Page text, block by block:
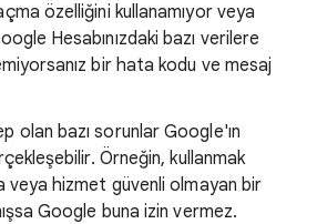
özelliğini kullanamıyor veya
Hesabınızdaki bazı verilere
bir hata kodu ve mesaj
olan bazı sorunlar Google'ın
Örneğin, kullanmak
veya hizmet güvenli olmayan bir
Google buna izin vermez.